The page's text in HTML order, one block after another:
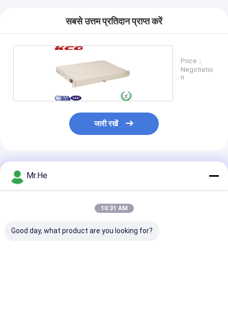
सबसे उत्तम प्रतिदान प्राप्त करें
Price：
Negotiatio
n
जारी रखें
अनुशंसित उत्पाद
Mr.He
10:31 AM
Good day, what product are you looking for?